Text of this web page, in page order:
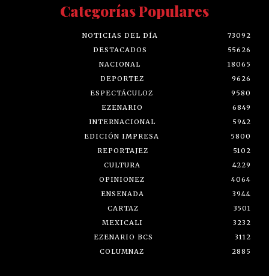
Categorías Populares
NOTICIAS DEL DÍA
73092
DESTACADOS
55626
NACIONAL
18065
DEPORTEZ
9626
ESPECTÁCULOZ
9580
EZENARIO
6849
INTERNACIONAL
5942
EDICIÓN IMPRESA
5800
REPORTAJEZ
5102
CULTURA
4229
OPINIONEZ
4064
ENSENADA
3944
CARTAZ
3501
MEXICALI
3232
EZENARIO BCS
3112
COLUMNAZ
2885